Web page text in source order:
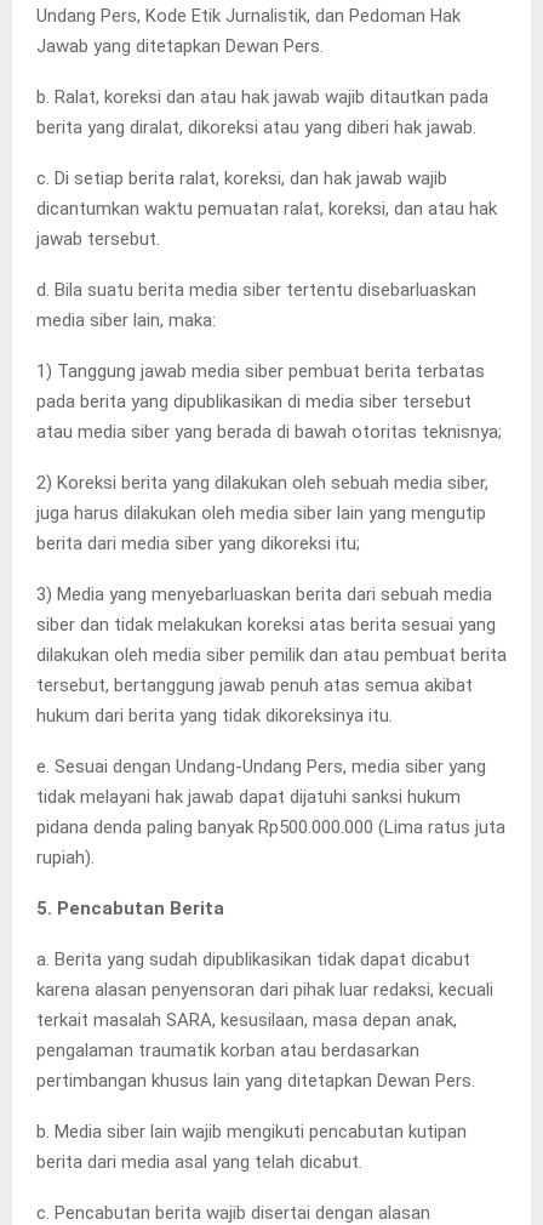
Undang Pers, Kode Etik Jurnalistik, dan Pedoman Hak
Jawab yang ditetapkan Dewan Pers.
b. Ralat, koreksi dan atau hak jawab wajib ditautkan pada
berita yang diralat, dikoreksi atau yang diberi hak jawab.
c. Di setiap berita ralat, koreksi, dan hak jawab wajib
dicantumkan waktu pemuatan ralat, koreksi, dan atau hak
jawab tersebut.
d. Bila suatu berita media siber tertentu disebarluaskan
media siber lain, maka:
1) Tanggung jawab media siber pembuat berita terbatas
pada berita yang dipublikasikan di media siber tersebut
atau media siber yang berada di bawah otoritas teknisnya;
2) Koreksi berita yang dilakukan oleh sebuah media siber,
juga harus dilakukan oleh media siber lain yang mengutip
berita dari media siber yang dikoreksi itu;
3) Media yang menyebarluaskan berita dari sebuah media
siber dan tidak melakukan koreksi atas berita sesuai yang
dilakukan oleh media siber pemilik dan atau pembuat berita
tersebut, bertanggung jawab penuh atas semua akibat
hukum dari berita yang tidak dikoreksinya itu.
e. Sesuai dengan Undang-Undang Pers, media siber yang
tidak melayani hak jawab dapat dijatuhi sanksi hukum
pidana denda paling banyak Rp500.000.000 (Lima ratus juta
rupiah).
5. Pencabutan Berita
a. Berita yang sudah dipublikasikan tidak dapat dicabut
karena alasan penyensoran dari pihak luar redaksi, kecuali
terkait masalah SARA, kesusilaan, masa depan anak,
pengalaman traumatik korban atau berdasarkan
pertimbangan khusus lain yang ditetapkan Dewan Pers.
b. Media siber lain wajib mengikuti pencabutan kutipan
berita dari media asal yang telah dicabut.
c. Pencabutan berita wajib disertai dengan alasan